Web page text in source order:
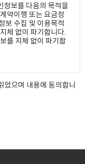
정보를 다음의 목적을
약이행 또는 요금정
보 수집 및 이용목적
체 없이 파기합니다.
를 지체 없이 파기합
었으며 내용에 동의합니